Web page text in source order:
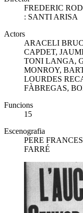
FREDERIC
: SANTI ARISA
Actors
ARACELI
CAPDET,
TONI LANGA,
MONROY,
LOURDES
FÀBREGAS,
Funcions
15
Escenografia
PERE
FARRÉ